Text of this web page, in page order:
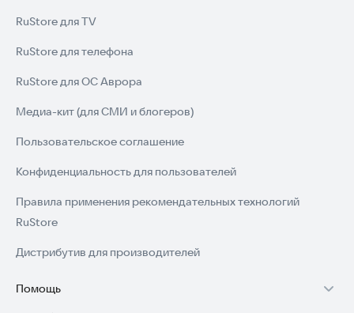
RuStore для TV
RuStore для телефона
RuStore для ОС Аврора
Медиа-кит (для СМИ и блогеров)
Пользовательское соглашение
Конфиденциальность для пользователей
Правила применения рекомендательных технологий
RuStore
Дистрибутив для производителей
Помощь